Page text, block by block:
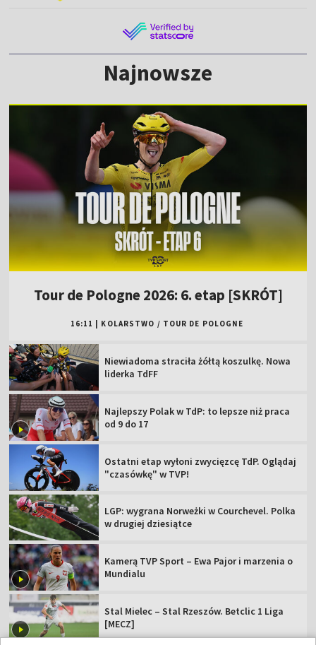
Najnowsze
Tour de Pologne 2026: 6. etap [SKRÓT]
16:11 KOLARSTWO / TOUR DE POLOGNE
Niewiadoma straciła żółtą koszulkę. Nowa
liderka TdFF
Najlepszy Polak w TdP: to lepsze niż praca
od 9 do 17
Ostatni etap wyłoni zwycięzcę TdP. Oglądaj
"czasówkę" w TVP!
LGP: wygrana Norweżki w Courchevel. Polka
w drugiej dziesiątce
Kamerą TVP Sport – Ewa Pajor i marzenia o
Mundialu
Stal Mielec – Stal Rzeszów. Betclic 1 Liga
[MECZ]